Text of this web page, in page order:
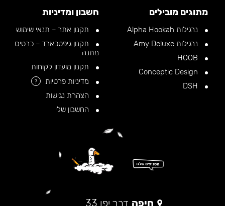
מתוגים מובילים
נרגילות Alpha Hookah
נרגילות Amy Deluxe
חשבון ומדיניות
תקנון אתר – תנאי שימוש
תקנון גיפטכארד – כרטיס
מתנה
תקנון מועדון לקוחות
מדיניות פרטיות
?
הצהרת נגישות
החשבון שלי
חיפה דרך יפו 33